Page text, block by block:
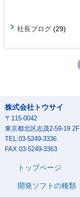
社長ブログ (29)
株式会社トウサイ
〒115-0042
東京都北区志茂2-59-19 2F
TEL:03-5249-3336
FAX:03-5249-3363
トップページ
開発ソフトの種類